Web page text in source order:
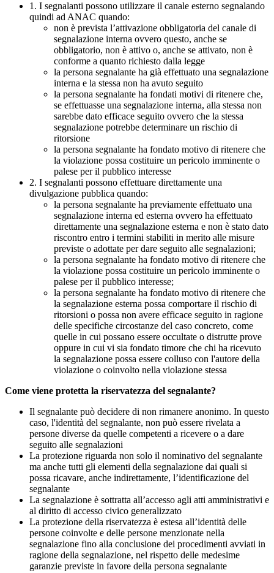
1. I segnalanti possono utilizzare il canale esterno segnalando
quindi ad ANAC quando:
non è prevista l’attivazione obbligatoria del canale di
segnalazione interna ovvero questo, anche se
obbligatorio, non è attivo o, anche se attivato, non è
conforme a quanto richiesto dalla legge
la persona segnalante ha già effettuato una segnalazione
interna e la stessa non ha avuto seguito
la persona segnalante ha fondati motivi di ritenere che,
se effettuasse una segnalazione interna, alla stessa non
sarebbe dato efficace seguito ovvero che la stessa
segnalazione potrebbe determinare un rischio di
ritorsione
la persona segnalante ha fondato motivo di ritenere che
la violazione possa costituire un pericolo imminente o
palese per il pubblico interesse
2. I segnalanti possono effettuare direttamente una
divulgazione pubblica quando:
la persona segnalante ha previamente effettuato una
segnalazione interna ed esterna ovvero ha effettuato
direttamente una segnalazione esterna e non è stato dato
riscontro entro i termini stabiliti in merito alle misure
previste o adottate per dare seguito alle segnalazioni;
la persona segnalante ha fondato motivo di ritenere che
la violazione possa costituire un pericolo imminente o
palese per il pubblico interesse;
la persona segnalante ha fondato motivo di ritenere che
la segnalazione esterna possa comportare il rischio di
ritorsioni o possa non avere efficace seguito in ragione
delle specifiche circostanze del caso concreto, come
quelle in cui possano essere occultate o distrutte prove
oppure in cui vi sia fondato timore che chi ha ricevuto
la segnalazione possa essere colluso con l'autore della
violazione o coinvolto nella violazione stessa
Come viene protetta la riservatezza del segnalante?
Il segnalante può decidere di non rimanere anonimo. In questo
caso, l'identità del segnalante, non può essere rivelata a
persone diverse da quelle competenti a ricevere o a dare
seguito alle segnalazioni
La protezione riguarda non solo il nominativo del segnalante
ma anche tutti gli elementi della segnalazione dai quali si
possa ricavare, anche indirettamente, l’identificazione del
segnalante
La segnalazione è sottratta all’accesso agli atti amministrativi e
al diritto di accesso civico generalizzato
La protezione della riservatezza è estesa all’identità delle
persone coinvolte e delle persone menzionate nella
segnalazione fino alla conclusione dei procedimenti avviati in
ragione della segnalazione, nel rispetto delle medesime
garanzie previste in favore della persona segnalante